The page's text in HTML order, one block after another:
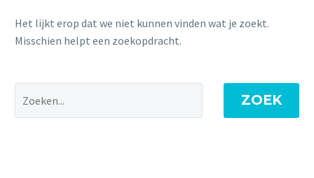
Het lijkt erop dat we niet kunnen vinden wat je zoekt.
Misschien helpt een zoekopdracht.
ZOEK